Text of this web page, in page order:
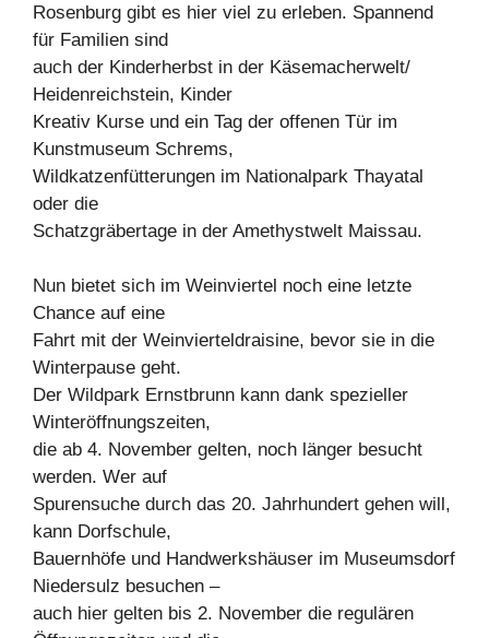
Rosenburg gibt es hier viel zu erleben. Spannend
für Familien sind
auch der Kinderherbst in der Käsemacherwelt/
Heidenreichstein, Kinder
Kreativ Kurse und ein Tag der offenen Tür im
Kunstmuseum Schrems,
Wildkatzenfütterungen im Nationalpark Thayatal
oder die
Schatzgräbertage in der Amethystwelt Maissau.
Nun bietet sich im Weinviertel noch eine letzte
Chance auf eine
Fahrt mit der Weinvierteldraisine, bevor sie in die
Winterpause geht.
Der Wildpark Ernstbrunn kann dank spezieller
Winteröffnungszeiten,
die ab 4. November gelten, noch länger besucht
werden. Wer auf
Spurensuche durch das 20. Jahrhundert gehen will,
kann Dorfschule,
Bauernhöfe und Handwerkshäuser im Museumsdorf
Niedersulz besuchen –
auch hier gelten bis 2. November die regulären